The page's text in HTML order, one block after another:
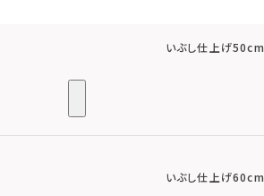
いぶし仕上げ50cm
いぶし仕上げ60cm